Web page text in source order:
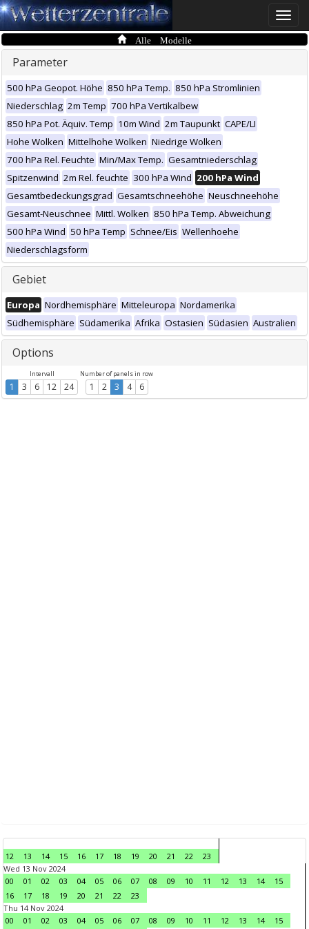
Toggle
Alle Modelle
Parameter
500 hPa Geopot. Höhe 850 hPa Temp. 850 hPa Stromlinien
Niederschlag 2m Temp 700 hPa Vertikalbew
850 hPa Pot. Äquiv. Temp 10m Wind 2m Taupunkt CAPE/LI
Hohe Wolken Mittelhohe Wolken Niedrige Wolken
700 hPa Rel. Feuchte Min/Max Temp. Gesamtniederschlag
Spitzenwind 2m Rel. feuchte 300 hPa Wind 200 hPa Wind
Gesamtbedeckungsgrad Gesamtschneehöhe Neuschneehöhe
Gesamt-Neuschnee Mittl. Wolken 850 hPa Temp. Abweichung
500 hPa Wind 50 hPa Temp Schnee/Eis Wellenhoehe
Niederschlagsform
Gebiet
Europa Nordhemisphäre Mitteleuropa Nordamerika
Südhemisphäre Südamerika Afrika Ostasien Südasien Australien
Options
Intervall
1 3 6 12 24
Number of panels in row
1 2 3 4 6
12 13 14 15 16 17 18 19 20 21 22
23
Wed 13 Nov 2024
00
01 02 03 04 05 06 07 08 09 10 11 12 13 14
15
16
17 18 19 20 21 22
23
Thu 14 Nov 2024
00
01 02 03 04 05 06 07 08 09 10 11 12 13 14
15